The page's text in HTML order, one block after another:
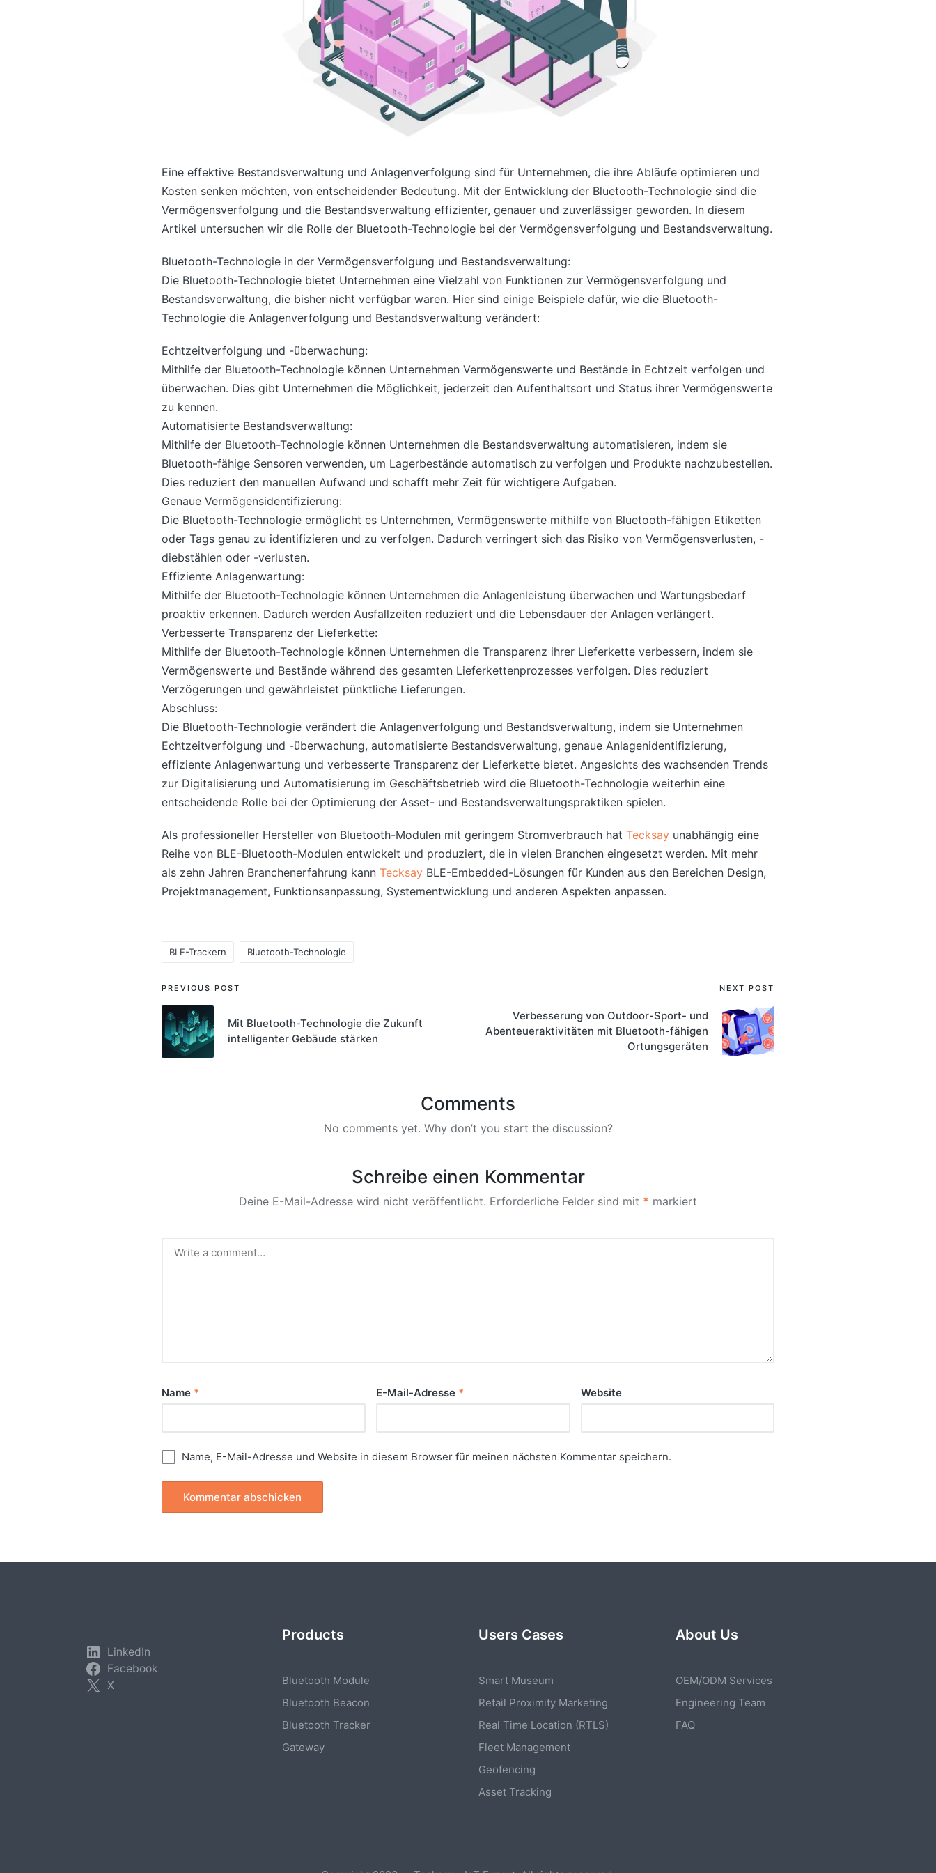
Eine effektive Bestandsverwaltung und Anlagenverfolgung sind für Unternehmen, die ihre Abläufe optimieren und
Kosten senken möchten, von entscheidender Bedeutung. Mit der Entwicklung der Bluetooth-Technologie sind die
Vermögensverfolgung und die Bestandsverwaltung effizienter, genauer und zuverlässiger geworden. In diesem
Artikel untersuchen wir die Rolle der Bluetooth-Technologie bei der Vermögensverfolgung und Bestandsverwaltung.
Bluetooth-Technologie in der Vermögensverfolgung und Bestandsverwaltung:
Die Bluetooth-Technologie bietet Unternehmen eine Vielzahl von Funktionen zur Vermögensverfolgung und
Bestandsverwaltung, die bisher nicht verfügbar waren. Hier sind einige Beispiele dafür, wie die Bluetooth-
Technologie die Anlagenverfolgung und Bestandsverwaltung verändert:
Echtzeitverfolgung und -überwachung:
Mithilfe der Bluetooth-Technologie können Unternehmen Vermögenswerte und Bestände in Echtzeit verfolgen und
überwachen. Dies gibt Unternehmen die Möglichkeit, jederzeit den Aufenthaltsort und Status ihrer Vermögenswerte
zu kennen.
Automatisierte Bestandsverwaltung:
Mithilfe der Bluetooth-Technologie können Unternehmen die Bestandsverwaltung automatisieren, indem sie
Bluetooth-fähige Sensoren verwenden, um Lagerbestände automatisch zu verfolgen und Produkte nachzubestellen.
Dies reduziert den manuellen Aufwand und schafft mehr Zeit für wichtigere Aufgaben.
Genaue Vermögensidentifizierung:
Die Bluetooth-Technologie ermöglicht es Unternehmen, Vermögenswerte mithilfe von Bluetooth-fähigen Etiketten
oder Tags genau zu identifizieren und zu verfolgen. Dadurch verringert sich das Risiko von Vermögensverlusten, -
diebstählen oder -verlusten.
Effiziente Anlagenwartung:
Mithilfe der Bluetooth-Technologie können Unternehmen die Anlagenleistung überwachen und Wartungsbedarf
proaktiv erkennen. Dadurch werden Ausfallzeiten reduziert und die Lebensdauer der Anlagen verlängert.
Verbesserte Transparenz der Lieferkette:
Mithilfe der Bluetooth-Technologie können Unternehmen die Transparenz ihrer Lieferkette verbessern, indem sie
Vermögenswerte und Bestände während des gesamten Lieferkettenprozesses verfolgen. Dies reduziert
Verzögerungen und gewährleistet pünktliche Lieferungen.
Abschluss:
Die Bluetooth-Technologie verändert die Anlagenverfolgung und Bestandsverwaltung, indem sie Unternehmen
Echtzeitverfolgung und -überwachung, automatisierte Bestandsverwaltung, genaue Anlagenidentifizierung,
effiziente Anlagenwartung und verbesserte Transparenz der Lieferkette bietet. Angesichts des wachsenden Trends
zur Digitalisierung und Automatisierung im Geschäftsbetrieb wird die Bluetooth-Technologie weiterhin eine
entscheidende Rolle bei der Optimierung der Asset- und Bestandsverwaltungspraktiken spielen.
Als professioneller Hersteller von Bluetooth-Modulen mit geringem Stromverbrauch hat Tecksay unabhängig eine
Reihe von BLE-Bluetooth-Modulen entwickelt und produziert, die in vielen Branchen eingesetzt werden. Mit mehr
als zehn Jahren Branchenerfahrung kann Tecksay BLE-Embedded-Lösungen für Kunden aus den Bereichen Design,
Projektmanagement, Funktionsanpassung, Systementwicklung und anderen Aspekten anpassen.
Tags:
BLE-Trackern Bluetooth-Technologie
Post
navigation
PREVIOUS POST
Mit Bluetooth-Technologie die Zukunft
intelligenter Gebäude stärken
NEXT POST
Verbesserung von Outdoor-Sport- und
Abenteueraktivitäten mit Bluetooth-fähigen
Ortungsgeräten
Comments
No comments yet. Why don’t you start the discussion?
Schreibe einen Kommentar
Deine E-Mail-Adresse wird nicht veröffentlicht. Erforderliche Felder sind mit * markiert
Name * E-Mail-Adresse * Website
Name, E-Mail-Adresse und Website in diesem Browser für meinen nächsten Kommentar speichern.
LinkedIn
Facebook
X
Products
Bluetooth Module
Bluetooth Beacon
Bluetooth Tracker
Gateway
Users Cases
Smart Museum
Retail Proximity Marketing
Real Time Location (RTLS)
Fleet Management
Geofencing
Asset Tracking
About Us
OEM/ODM Services
Engineering Team
FAQ